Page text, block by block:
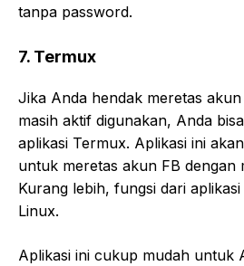
tanpa password.
7. Termux
Jika Anda hendak meretas
masih aktif digunakan, Anda
aplikasi Termux. Aplikasi ini
untuk meretas akun FB dengan
Kurang lebih, fungsi dari
Linux.
Aplikasi ini cukup mudah untuk